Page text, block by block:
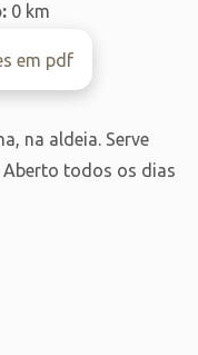
0 km
em pdf
na aldeia. Serve
Aberto todos os dias